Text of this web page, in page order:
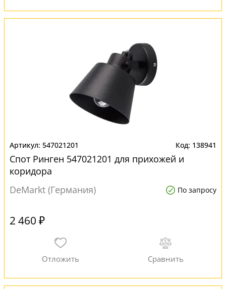
547021201 138941
Спот Ринген 547021201 для прихожей и
коридора
DeMarkt (Германия)
По запросу
2 460 ₽